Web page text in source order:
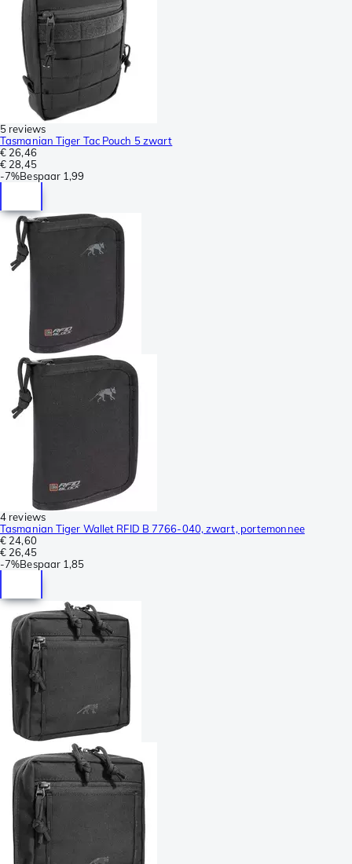
5 reviews
Tasmanian Tiger Tac Pouch 5 zwart
€ 26,46
€ 28,45
-7%Bespaar 1,99
4 reviews
Tasmanian Tiger Wallet RFID B 7766-040, zwart, portemonnee
€ 24,60
€ 26,45
-7%Bespaar 1,85